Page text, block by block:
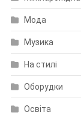
Мода
Музика
На стилі
Оборудки
Освіта